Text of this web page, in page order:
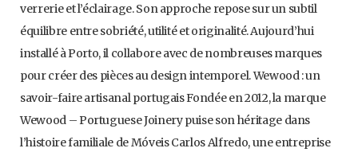
verrerie et l’éclairage. Son approche repose sur un subtil
équilibre entre sobriété, utilité et originalité. Aujourd’hui
installé à Porto, il collabore avec de nombreuses marques
pour créer des pièces au design intemporel. Wewood : un
savoir-faire artisanal portugais Fondée en 2012, la marque
Wewood – Portuguese Joinery puise son héritage dans
l’histoire familiale de Móveis Carlos Alfredo, une entreprise